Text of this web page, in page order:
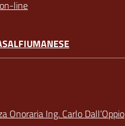
line
Onoraria Ing. Carlo Dall’Oppio